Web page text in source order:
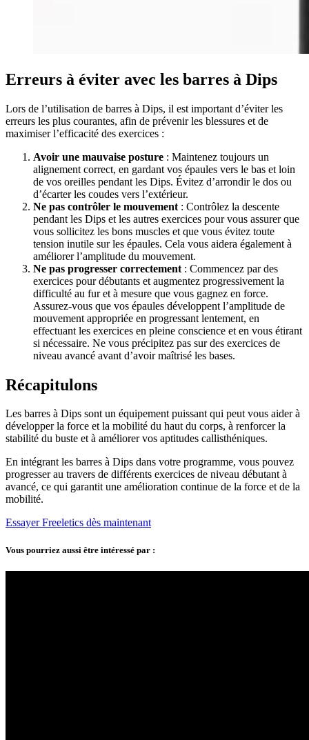
Erreurs à éviter avec les barres à Dips
Lors de l’utilisation de barres à Dips, il est important d’éviter les
erreurs les plus courantes, afin de prévenir les blessures et de
maximiser l’efficacité des exercices :
Avoir une mauvaise posture : Maintenez toujours un
alignement correct, en gardant vos épaules vers le bas et loin
de vos oreilles pendant les Dips. Évitez d’arrondir le dos ou
d’écarter les coudes vers l’extérieur.
Ne pas contrôler le mouvement : Contrôlez la descente
pendant les Dips et les autres exercices pour vous assurer que
vous sollicitez les bons muscles et que vous évitez toute
tension inutile sur les épaules. Cela vous aidera également à
améliorer l’amplitude du mouvement.
Ne pas progresser correctement : Commencez par des
exercices pour débutants et augmentez progressivement la
difficulté au fur et à mesure que vous gagnez en force.
Assurez-vous que vos épaules développent l’amplitude de
mouvement appropriée en progressant lentement, en
effectuant les exercices en pleine conscience et en vous étirant
si nécessaire. Ne vous précipitez pas sur des exercices de
niveau avancé avant d’avoir maîtrisé les bases.
Récapitulons
Les barres à Dips sont un équipement puissant qui peut vous aider à
développer la force et la mobilité du haut du corps, à renforcer la
stabilité du buste et à améliorer vos aptitudes callisthéniques.
En intégrant les barres à Dips dans votre programme, vous pouvez
progresser au travers de différents exercices de niveau débutant à
avancé, ce qui garantit une amélioration continue de la force et de la
mobilité.
Essayer Freeletics dès maintenant
Vous pourriez aussi être intéressé par :